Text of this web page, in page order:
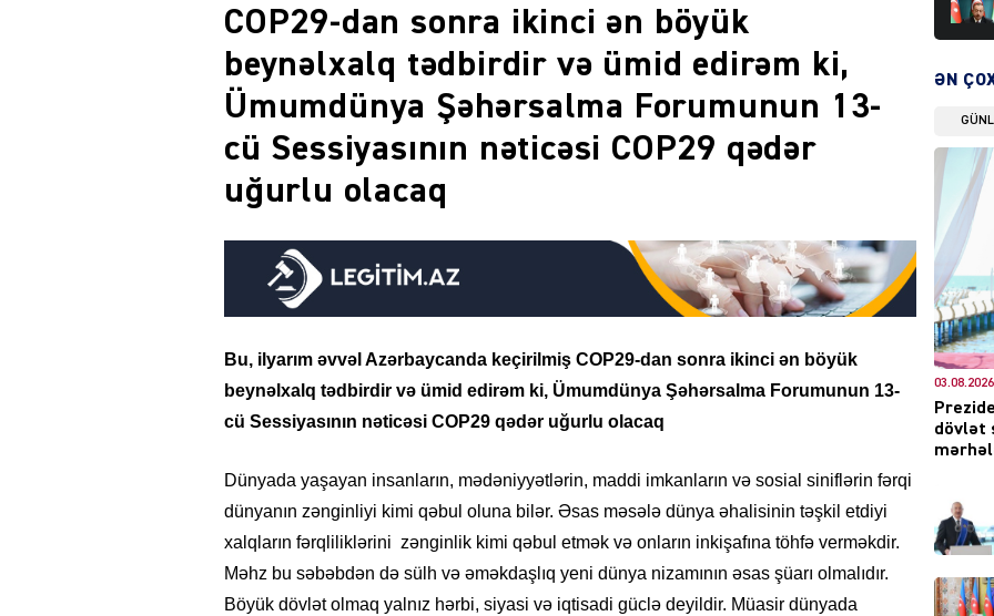
COP29-dan sonra ikinci ən böyük
beynəlxalq tədbirdir və ümid edirəm ki,
Ümumdünya Şəhərsalma Forumunun 13-
cü Sessiyasının nəticəsi COP29 qədər
uğurlu olacaq
Bu, ilyarım əvvəl Azərbaycanda keçirilmiş COP29-dan sonra ikinci ən böyük
beynəlxalq tədbirdir və ümid edirəm ki, Ümumdünya Şəhərsalma Forumunun 13-
cü Sessiyasının nəticəsi COP29 qədər uğurlu olacaq
Dünyada yaşayan insanların, mədəniyyətlərin, maddi imkanların və sosial siniflərin fərqi
dünyanın zənginliyi kimi qəbul oluna bilər. Əsas məsələ dünya əhalisinin təşkil etdiyi
xalqların fərqliliklərini zənginlik kimi qəbul etmək və onların inkişafına töhfə verməkdir.
Məhz bu səbəbdən də sülh və əməkdaşlıq yeni dünya nizamının əsas şüarı olmalıdır.
Böyük dövlət olmaq yalnız hərbi, siyasi və iqtisadi güclə deyildir. Müasir dünyada
DÜNYA
DÜNYA
XARİCİ
ƏN
03.08.2026
dövlət